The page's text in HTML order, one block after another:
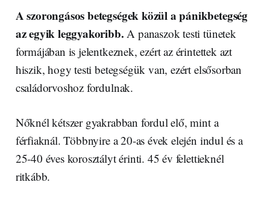
A szorongásos betegségek közül a pánikbetegség
az egyik leggyakoribb. A panaszok testi tünetek
formájában is jelentkeznek, ezért az érintettek azt
hiszik, hogy testi betegségük van, ezért elsősorban
családorvoshoz fordulnak.
Nőknél kétszer gyakrabban fordul elő, mint a
férfiaknál. Többnyire a 20-as évek elején indul és a
25-40 éves korosztályt érinti. 45 év felettieknél
ritkább.